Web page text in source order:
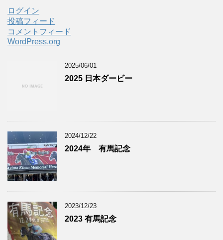
ログイン
投稿フィード
コメントフィード
WordPress.org
2025/06/01
2025 日本ダービー
2024/12/22
2024年 有馬記念
2023/12/23
2023 有馬記念